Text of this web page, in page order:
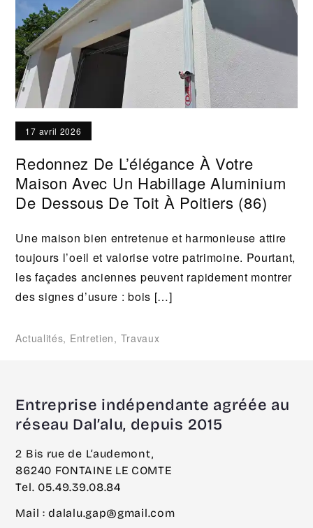
17 avril 2026
Redonnez De L’élégance À Votre
Maison Avec Un Habillage Aluminium
De Dessous De Toit À Poitiers (86)
Une maison bien entretenue et harmonieuse attire
toujours l’oeil et valorise votre patrimoine. Pourtant,
les façades anciennes peuvent rapidement montrer
des signes d’usure : bois […]
Actualités, Entretien, Travaux
Entreprise indépendante agréée au
réseau Dal’alu, depuis 2015
2 Bis rue de L’audemont,
86240 FONTAINE LE COMTE
Tel. 05.49.39.08.84
Mail : dalalu.gap@gmail.com